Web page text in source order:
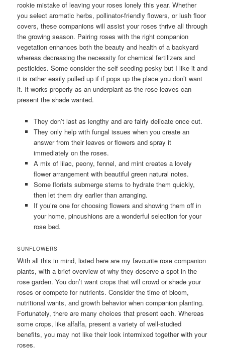
rookie mistake of leaving your roses lonely this year. Whether
you select aromatic herbs, pollinator-friendly flowers, or lush floor
covers, these companions will assist your roses thrive all through
the growing season. Pairing roses with the right companion
vegetation enhances both the beauty and health of a backyard
whereas decreasing the necessity for chemical fertilizers and
pesticides. Some consider the self seeding pesky but I like it and
it is rather easily pulled up if if pops up the place you don’t want
it. It works properly as an underplant as the rose leaves can
present the shade wanted.
They don’t last as lengthy and are fairly delicate once cut.
They only help with fungal issues when you create an
answer from their leaves or flowers and spray it
immediately on the roses.
A mix of lilac, peony, fennel, and mint creates a lovely
flower arrangement with beautiful green natural notes.
Some florists submerge stems to hydrate them quickly,
then let them dry earlier than arranging.
If you’re one for choosing flowers and showing them off in
your home, pincushions are a wonderful selection for your
rose bed.
SUNFLOWERS
With all this in mind, listed here are my favourite rose companion
plants, with a brief overview of why they deserve a spot in the
rose garden. You don’t want crops that will crowd or shade your
roses or compete for nutrients. Consider the time of bloom,
nutritional wants, and growth behavior when companion planting.
Fortunately, there are many choices that present each. Whereas
some crops, like alfalfa, present a variety of well-studied
benefits, you may not like their look intermixed together with your
roses.